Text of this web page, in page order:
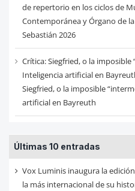
de repertorio en los ciclos de
Contemporánea y Órgano de
Sebastián 2026
Crítica: Siegfried, o la imposible
Inteligencia artificial en
Siegfried, o la imposible
artificial en Bayreuth
Últimas 10 entradas
Vox Luminis inaugura la
la más internacional de su